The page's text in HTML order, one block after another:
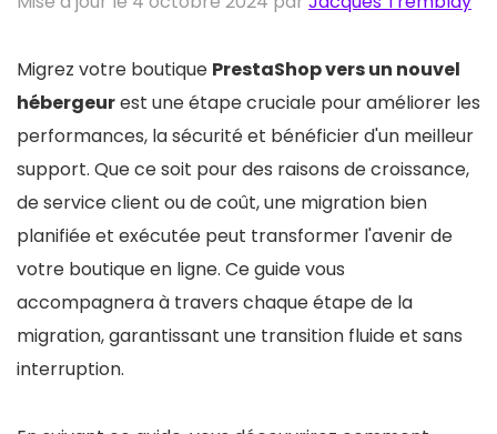
Migrez votre boutique PrestaShop vers un nouvel
hébergeurest une étape cruciale pour améliorer les
performances, la sécurité et bénéficier d'un meilleur
support. Que ce soit pour des raisons de croissance,
de service client ou de coût, une migration bien
planifiée et exécutée peut transformer l'avenir de
votre boutique en ligne. Ce guide vous
accompagnera à travers chaque étape de la
migration, garantissant une transition fluide et sans
interruption.